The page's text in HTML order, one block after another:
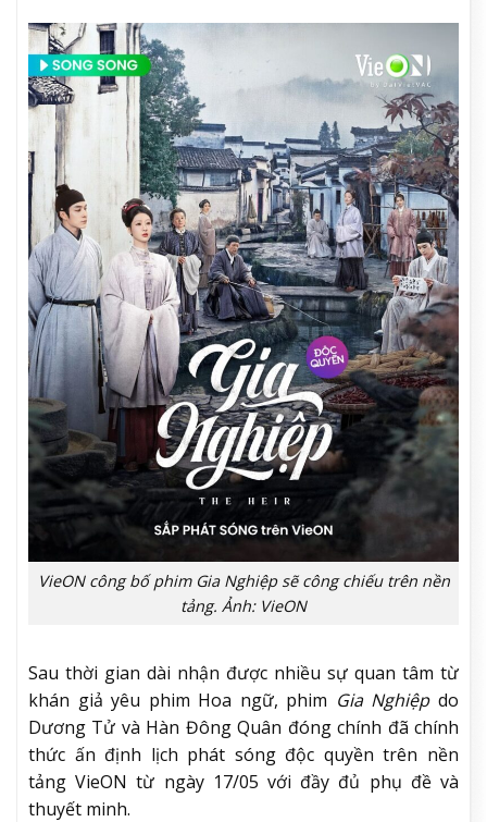
VieON công bố phim Gia Nghiệp sẽ công chiếu trên nền
tảng. Ảnh: VieON
Sau thời gian dài nhận được nhiều sự quan tâm từ
khán giả yêu phim Hoa ngữ, phim Gia Nghiệpdo
Dương Tử và Hàn Đông Quân đóng chính đã chính
thức ấn định lịch phát sóng độc quyền trên nền
tảng VieON từ ngày 17/05 với đầy đủ phụ đề và
thuyết minh.